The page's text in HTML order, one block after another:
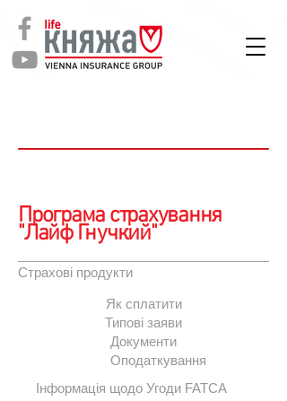
Програма страхування
"Лайф Гнучкий"
Страхові продукти
Як сплатити
Типові заяви
Документи
Оподаткування
Інформація щодо Угоди FATCA